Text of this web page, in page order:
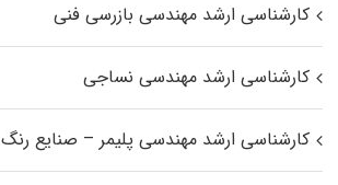
کارشناسی ارشد مهندسی بازرسی فنی
کارشناسی ارشد مهندسی نساجی
کارشناسی ارشد مهندسی پلیمر – صنایع رنگ